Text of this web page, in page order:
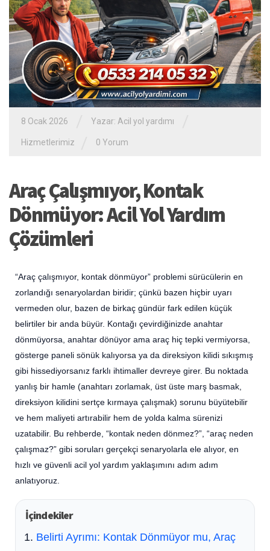
8 Ocak 2026 Yazar: Acil yol yardımı
Hizmetlerimiz 0 Yorum
Araç Çalışmıyor, Kontak
Dönmüyor: Acil Yol Yardım
Çözümleri
“Araç çalışmıyor, kontak dönmüyor” problemi sürücülerin en
zorlandığı senaryolardan biridir; çünkü bazen hiçbir uyarı
vermeden olur, bazen de birkaç gündür fark edilen küçük
belirtiler bir anda büyür. Kontağı çevirdiğinizde anahtar
dönmüyorsa, anahtar dönüyor ama araç hiç tepki vermiyorsa,
gösterge paneli sönük kalıyorsa ya da direksiyon kilidi sıkışmış
gibi hissediyorsanız farklı ihtimaller devreye girer. Bu noktada
yanlış bir hamle (anahtarı zorlamak, üst üste marş basmak,
direksiyon kilidini sertçe kırmaya çalışmak) sorunu büyütebilir
ve hem maliyeti artırabilir hem de yolda kalma sürenizi
uzatabilir. Bu rehberde, “kontak neden dönmez?”, “araç neden
çalışmaz?” gibi soruları gerçekçi senaryolarla ele alıyor, en
hızlı ve güvenli acil yol yardım yaklaşımını adım adım
anlatıyoruz.
İçindekiler
Belirti Ayrımı: Kontak Dönmüyor mu, Araç